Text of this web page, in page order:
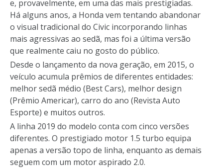
e, provavelmente, em uma das mais prestigiadas.
Há alguns anos, a Honda vem tentando abandonar
o visual tradicional do Civic incorporando linhas
mais agressivas ao sedã, mas foi a última versão
que realmente caiu no gosto do público.
Desde o lançamento da nova geração, em 2015, o
veículo acumula prêmios de diferentes entidades:
melhor sedã médio (Best Cars), melhor design
(Prêmio Americar), carro do ano (Revista Auto
Esporte) e muitos outros.
A linha 2019 do modelo conta com cinco versões
diferentes. O prestigiado motor 1.5 turbo equipa
apenas a versão topo de linha, enquanto as demais
seguem com um motor aspirado 2.0.